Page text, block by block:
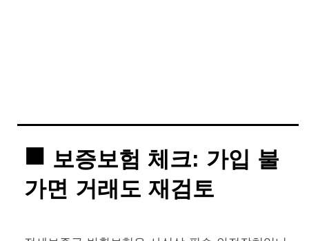
보증보험 체크: 가입 불
가면 거래도 재검토